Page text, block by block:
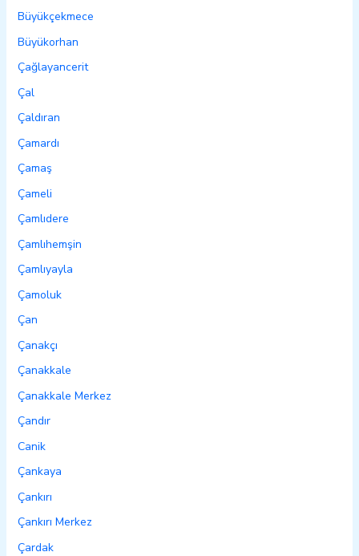
Büyükçekmece
Büyükorhan
Çağlayancerit
Çal
Çaldıran
Çamardı
Çamaş
Çameli
Çamlıdere
Çamlıhemşin
Çamlıyayla
Çamoluk
Çan
Çanakçı
Çanakkale
Çanakkale Merkez
Çandır
Canik
Çankaya
Çankırı
Çankırı Merkez
Çardak